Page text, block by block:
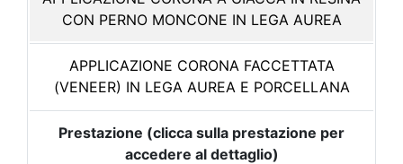
CON PERNO MONCONE IN LEGA AUREA
APPLICAZIONE CORONA FACCETTATA
(VENEER) IN LEGA AUREA E PORCELLANA
Prestazione (clicca sulla prestazione per
accedere al dettaglio)